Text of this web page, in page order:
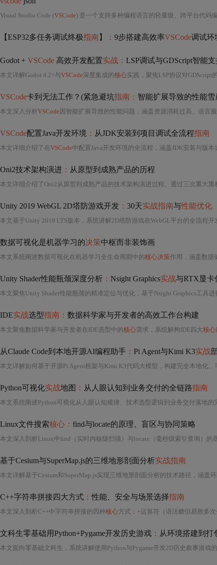
Visual Studio Code (VSCode) 是一个支持多种编程语言的轻量级、跨平台代码编辑器，特别对JSON格式提供了强大的内置支持和扩展功能。它不仅
【ESP32多任务调试终极指南】 ： 9步搭建高效率VSCode调试环
Godot + VSCode 高效开发配置实战： LSP调试与GDScript智能
本文详解Godot 4.2+与VSCode深度集成的核心实践，聚焦LSP协议对GDScript的智能支持、协程yield
VSCode卡到无法工作？(紧急避坑指南： 智能扩展导致的性能雪
本文深入分析VSCode 因智能扩展导致的性能问题，涵盖资源消耗过高、语言
VSCode配置Java开发环境 ： 从JDK安装到项目调试全流程指南
本文详细介绍了在VSCode中配置Java开发环境的全流程，涵盖JDK安装与版本选择（推荐OpenJDK LTS
Oni2技术架构演进 ： 从原型到成熟产品的历程
Unity 2019 WebGL 2D塔防游戏开发 ： 30天实战指南与性能优化
本文基于Unity 2019 LTS版本，系统讲解2D塔防游戏在WebGL平台的全流程开
数据可视化是机器学习的决策中枢而非装饰画
本文系统阐述数据可视化在机器学习全生命周期中的核心决策作用，涵盖数据健康检查、特征工程引导、模型诊
Unity Shader性能瓶颈深度分析 ： Nsight Graphics实战与RTX显卡
IDE实战选型指南： 数据科学家与开发者的高效工作台构建
本文聚焦数据科学家与开发者在IDE选型中的核心需求，系统解构IDE四大核心
从Claude Code到本地开源AI编程助手 ： Pi Agent与Kimi K3实战
Python可视化实战地图 ： 从人眼认知到业务交付的全链路指南
本文系统阐述Python可视化从人眼认知规律、技术选型逻辑到业务交付落地的
Linux文件搜索核心： find与locate的原理、盲区与协同策略
基于Cesium与SuperMap.js的三维地形剖面分析实战指南
C++字符串拼接四大方式 ：性能、安全与场景选择指南
本文深入剖析C++中字符串拼接的四种核心方式 ： +运算符（语法糖但易致多次分配）、append/+=（安全高效，需预分配容量）、strcat（C风格零开销但不安全，嵌入式必备）、手动char缓冲区管理（极
文科生零基础用Python+Pygame开发历史游戏 ： 从环境搭建到打
本文面向零基础文科生，系统讲解使用Python与Pygame开发2D历史叙事游戏